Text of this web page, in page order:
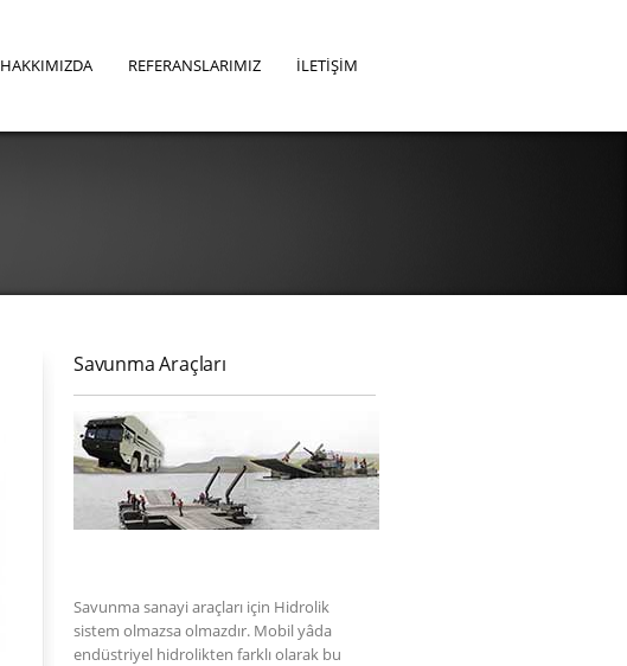
HAKKIMIZDA REFERANSLARIMIZ İLETİŞİM
Savunma Araçları
Savunma sanayi araçları için Hidrolik
sistem olmazsa olmazdır. Mobil yâda
endüstriyel hidrolikten farklı olarak bu